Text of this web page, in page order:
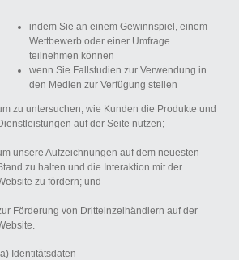
indem Sie an einem Gewinnspiel, einem
Wettbewerb oder einer Umfrage
teilnehmen können
wenn Sie Fallstudien zur Verwendung in
den Medien zur Verfügung stellen
zu untersuchen, wie Kunden die Produkte und
auf der Seite nutzen;
unsere Aufzeichnungen auf dem neuesten
zu halten und die Interaktion mit der
zu fördern; und
Förderung von Dritteinzelhändlern auf der
Identitätsdaten